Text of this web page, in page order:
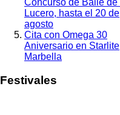
Lucero, hasta el 20 de
agosto
Cita con Omega 30
Aniversario en Starlite
Marbella
Festivales